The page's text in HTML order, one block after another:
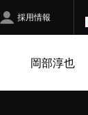
採用情報
岡部淳也